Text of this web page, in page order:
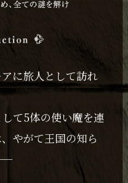
に旅人として訪れ
て5体の使い魔を連
やがて王国の知ら